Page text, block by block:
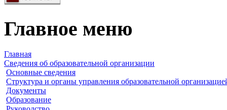
Главное меню
Главная
Сведения об образовательной организации
Основные сведения
Структура и органы управления образовательной
Документы
Образование